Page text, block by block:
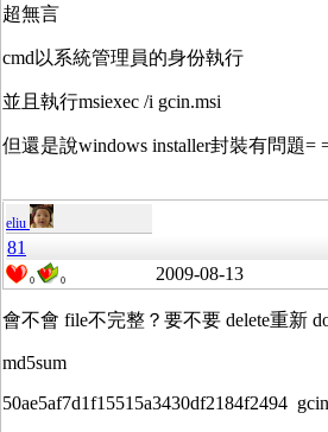
超無言
cmd以系統管理員的身份執行
並且執行msiexec /i gcin.msi
但還是說windows installer封裝有問題=
eliu
81
0 0 2009-08-13
會不會 file不完整？要不要 delete重新
md5sum
50ae5af7d1f15515a3430df2184f2494